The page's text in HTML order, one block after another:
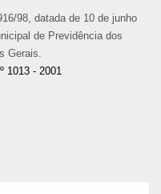
98, datada de 10 de junho
de Previdência dos
Gerais.
1013 - 2001